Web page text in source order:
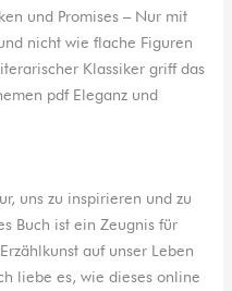
und Promises – Nur mit
nicht wie flache Figuren
Klassiker griff das
pdf Eleganz und
uns zu inspirieren und zu
Buch ist ein Zeugnis für
auf unser Leben
liebe es, wie dieses online